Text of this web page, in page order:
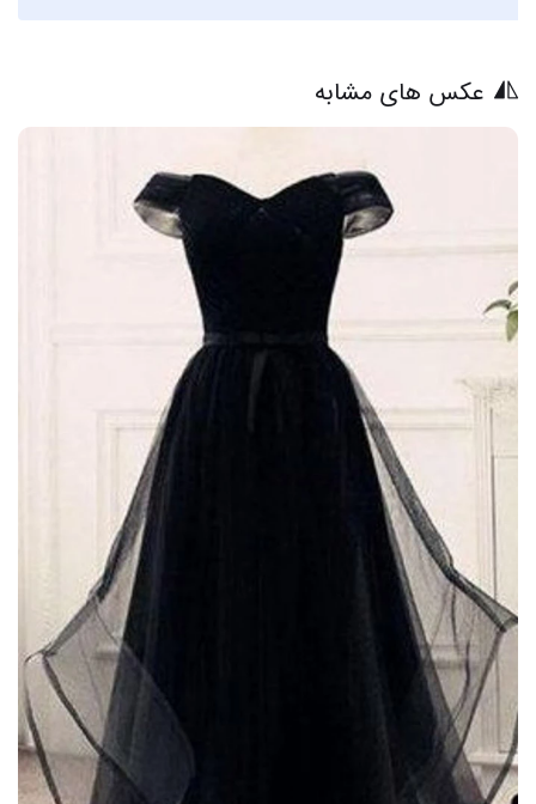
عکس های مشابه